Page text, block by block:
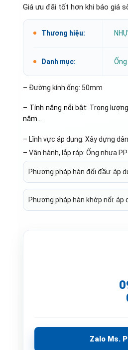
Giá ưu đãi tốt hơn khi báo giá
Thương hiệu:
Danh mục: Ống
– Đường kính ống: 50mm
– Tính năng nổi bật: Trọng
năm…
– Lĩnh vực áp dụng: Xây dựng
– Vận hành, lắp ráp: Ống nhựa
Phương pháp hàn đối đầu: áp
Phương pháp hàn khớp nối:
Zalo Ms.